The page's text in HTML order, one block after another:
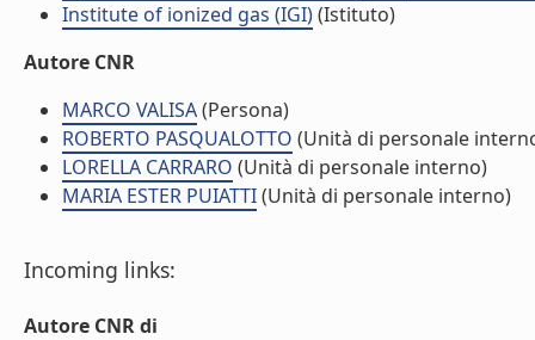
Institute of ionized gas (IGI)(Istituto)
Autore CNR
MARCO VALISA(Persona)
ROBERTO PASQUALOTTO (Unità di personale
LORELLA CARRARO (Unità di personale interno)
MARIA ESTER PUIATTI(Unità di personale interno)
Incoming links:
Autore CNR di